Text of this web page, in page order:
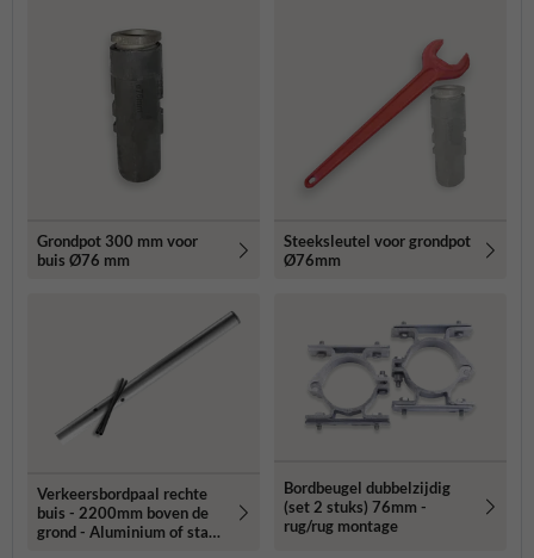
Grondpot 300 mm voor
buis Ø76 mm
Steeksleutel voor grondpot
Ø76mm
Verkeersbordpaal rechte
buis - 2200mm boven de
grond - Aluminium of staal
Bordbeugel dubbelzijdig
(set 2 stuks) 76mm -
rug/rug montage